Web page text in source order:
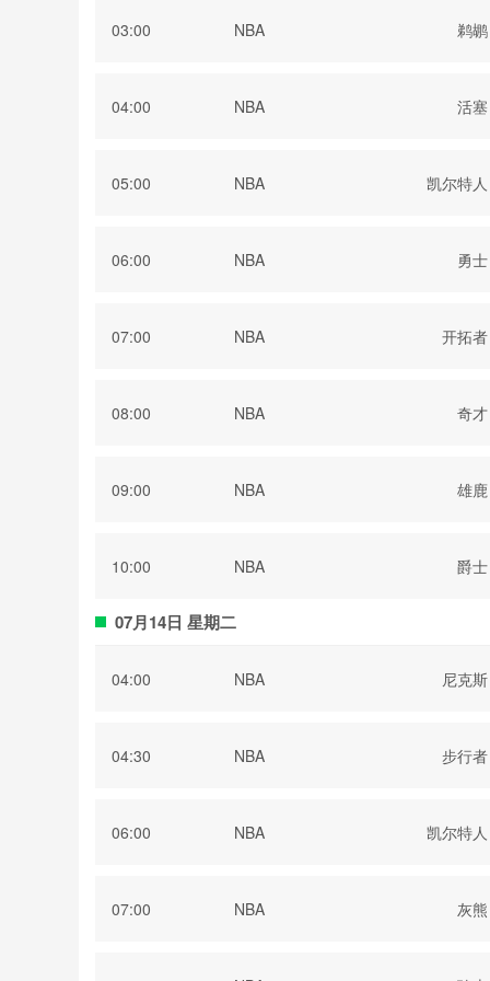
03:00 NBA 鹈鹕
04:00 NBA 活塞
05:00 NBA 凯尔特人
06:00 NBA 勇士
07:00 NBA 开拓者
08:00 NBA 奇才
09:00 NBA 雄鹿
10:00 NBA 爵士
07月14日 星期二
04:00 NBA 尼克斯
04:30 NBA 步行者
06:00 NBA 凯尔特人
07:00 NBA 灰熊